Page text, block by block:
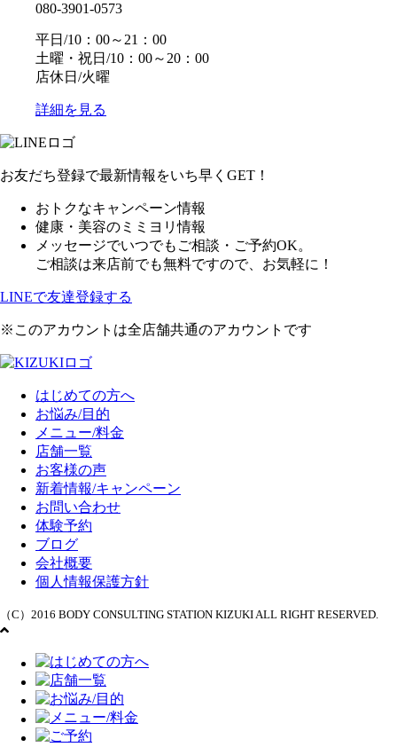
080-3901-0573
平日/10：00～21：00
土曜・祝日/10：00～20：00
店休日/火曜
詳細を見る
お友だち登録で最新情報をいち早くGET！
おトクなキャンペーン情報
健康・美容のミミヨリ情報
メッセージでいつでもご相談・ご予約OK。
ご相談は来店前でも無料ですので、お気軽に！
LINEで友達登録する
※このアカウントは全店舗共通のアカウントです
はじめての方へ
お悩み/目的
メニュー/料金
店舗一覧
お客様の声
新着情報/キャンペーン
お問い合わせ
体験予約
ブログ
会社概要
個人情報保護方針
（C）2016 BODY CONSULTING STATION KIZUKI ALL RIGHT RESERVED.